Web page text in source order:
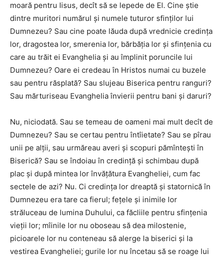
moară pentru Iisus, decît să se lepede de El. Cine ştie
dintre muritori numărul şi numele tuturor sfinţilor lui
Dumnezeu? Sau cine poate lăuda după vrednicie credinţa
lor, dragostea lor, smerenia lor, bărbăţia lor şi sfinţenia cu
care au trăit ei Evanghelia şi au împlinit poruncile lui
Dumnezeu? Oare ei credeau în Hristos numai cu buzele
sau pentru răsplată? Sau slujeau Biserica pentru ranguri?
Sau mărturiseau Evanghelia învierii pentru bani şi daruri?
Nu, niciodată. Sau se temeau de oameni mai mult decît de
Dumnezeu? Sau se certau pentru întîietate? Sau se pîrau
unii pe alţii, sau urmăreau averi şi scopuri pămînteşti în
Biserică? Sau se îndoiau în credinţă şi schimbau după
plac şi după mintea lor învăţătura Evangheliei, cum fac
sectele de azi? Nu. Ci credinţa lor dreaptă şi statornică în
Dumnezeu era tare ca fierul; feţele şi inimile lor
străluceau de lumina Duhului, ca făcliile pentru sfinţenia
vieţii lor; mîinile lor nu oboseau să dea milostenie,
picioarele lor nu conteneau să alerge la biserici şi la
vestirea Evangheliei; gurile lor nu încetau să se roage lui